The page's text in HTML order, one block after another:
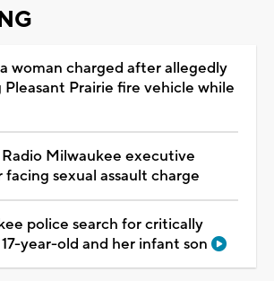
woman charged after allegedly
Pleasant Prairie fire vehicle while
Milwaukee executive
sexual assault charge
police search for critically
year-old and her infant son